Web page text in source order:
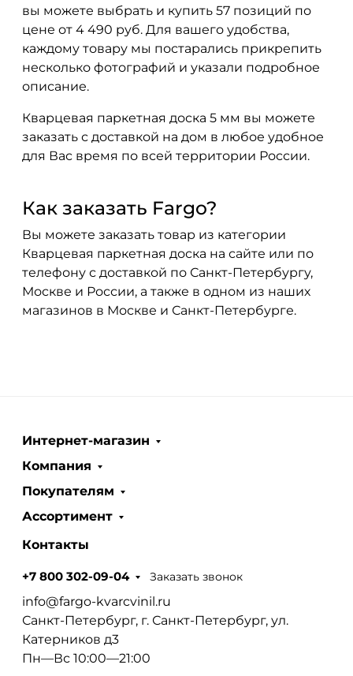
вы можете выбрать и купить 57 позиций по
цене от 4 490 руб. Для вашего удобства,
каждому товару мы постарались прикрепить
несколько фотографий и указали подробное
описание.
Кварцевая паркетная доска 5 мм вы можете
заказать с доставкой на дом в любое удобное
для Вас время по всей территории России.
Как заказать Fargo?
Вы можете заказать товар из категории
Кварцевая паркетная доска на сайте или по
телефону с доставкой по Санкт-Петербургу,
Москве и России, а также в одном из наших
магазинов в Москве и Санкт-Петербурге.
Интернет-магазин
Компания
Покупателям
Ассортимент
Контакты
+7 800 302-09-04 Заказать звонок
info@fargo-kvarcvinil.ru
Санкт-Петербург, г. Санкт-Петербург, ул.
Катерников д3
Пн—Вс 10:00—21:00